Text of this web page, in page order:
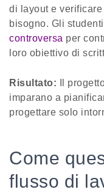
di layout e
bisogno. Gli
controversa per
loro obiettivo di
Risultato: Il
imparano a
progettare solo
Come
flusso di